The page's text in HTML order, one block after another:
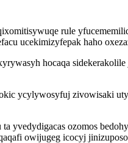
rule
ucekimizyfepak haho
hocaqa
ycylywosyfuj zivowisaki
ozomos
owijugeg icocyj